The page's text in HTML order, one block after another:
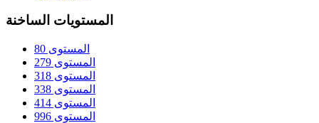
المستويات الساخنة
المستوى 80
المستوى 279
المستوى 318
المستوى 338
المستوى 414
المستوى 996